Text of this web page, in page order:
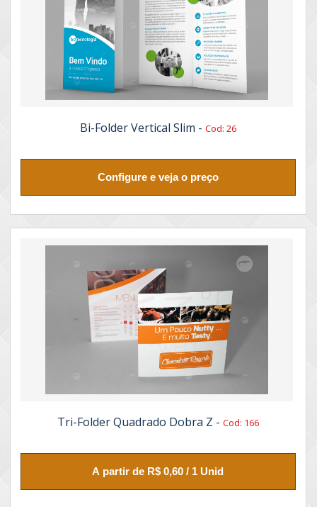
Bi-Folder Vertical Slim - Cod: 26
Configure e veja o preço
Tri-Folder Quadrado Dobra Z - Cod: 166
A partir de R$ 0,60 / 1 Unid